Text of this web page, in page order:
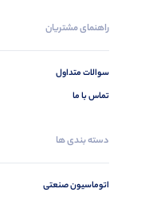
راهنمای مشتریان
سوالات متداول
تماس با ما
دسته بندی ها
اتوماسیون صنعتی